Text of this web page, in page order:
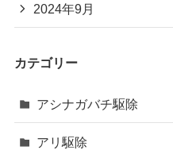
2024年9月
カテゴリー
アシナガバチ駆除
アリ駆除